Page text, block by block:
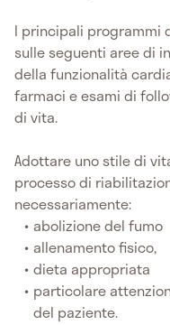
I principali programmi
sulle seguenti aree di
della funzionalità
farmaci e esami di
di vita.
Adottare uno stile di
processo di
necessariamente:
abolizione del fumo
allenamento fisico,
dieta appropriata
particolare
del paziente.